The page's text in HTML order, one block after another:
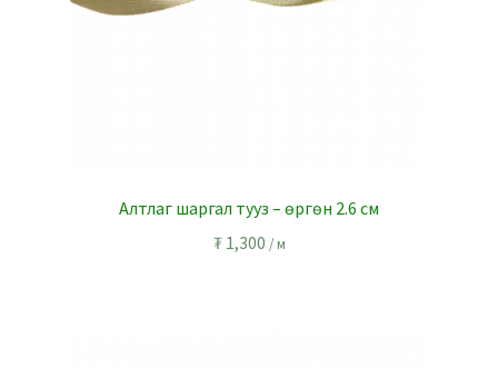
Алтлаг шаргал тууз – өргөн 2.6 см
₮1,300 / м